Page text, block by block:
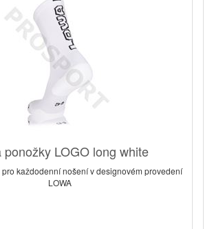
ponožky LOGO long white
každodenní nošení v designovém provedení
LOWA